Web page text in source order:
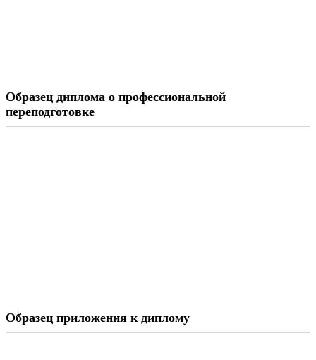
Образец диплома о профессиональной
переподготовке
Образец приложения к диплому